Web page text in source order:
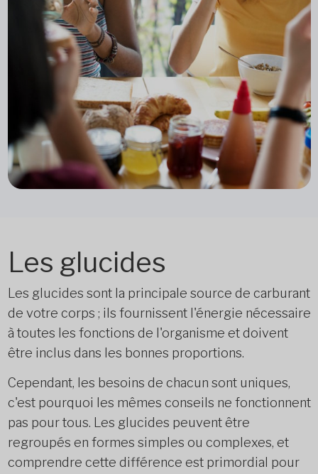
Les glucides
Les glucides sont la principale source de carburant
de votre corps ; ils fournissent l'énergie nécessaire
à toutes les fonctions de l'organisme et doivent
être inclus dans les bonnes proportions.
Cependant, les besoins de chacun sont uniques,
c'est pourquoi les mêmes conseils ne fonctionnent
pas pour tous. Les glucides peuvent être
regroupés en formes simples ou complexes, et
comprendre cette différence est primordial pour